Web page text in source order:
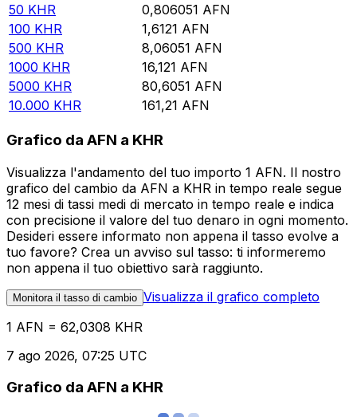
50 KHR 0,806051 AFN
100 KHR 1,6121 AFN
500 KHR 8,06051 AFN
1000 KHR 16,121 AFN
5000 KHR 80,6051 AFN
10.000 KHR 161,21 AFN
Grafico da AFN a KHR
Visualizza l'andamento del tuo importo 1 AFN. Il nostro
grafico del cambio da AFN a KHR in tempo reale segue
12 mesi di tassi medi di mercato in tempo reale e indica
con precisione il valore del tuo denaro in ogni momento.
Desideri essere informato non appena il tasso evolve a
tuo favore? Crea un avviso sul tasso: ti informeremo
non appena il tuo obiettivo sarà raggiunto.
Monitora il tasso di cambio Visualizza il grafico completo
1 AFN = 62,0308 KHR
7 ago 2026, 07:25 UTC
Grafico da AFN a KHR